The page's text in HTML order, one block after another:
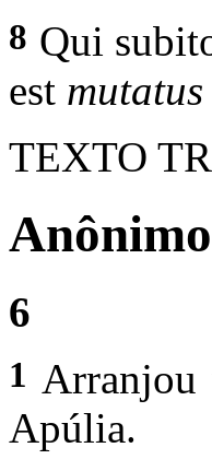
8 Qui
est mutatus
TEXTO
6
1 Arranjou
Apúlia.